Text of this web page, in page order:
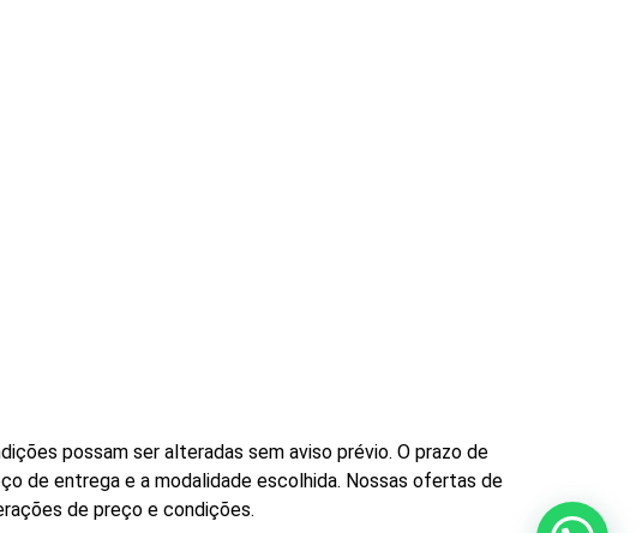
possam ser alteradas sem aviso prévio. O prazo de
de entrega e a modalidade escolhida. Nossas ofertas de
de preço e condições.